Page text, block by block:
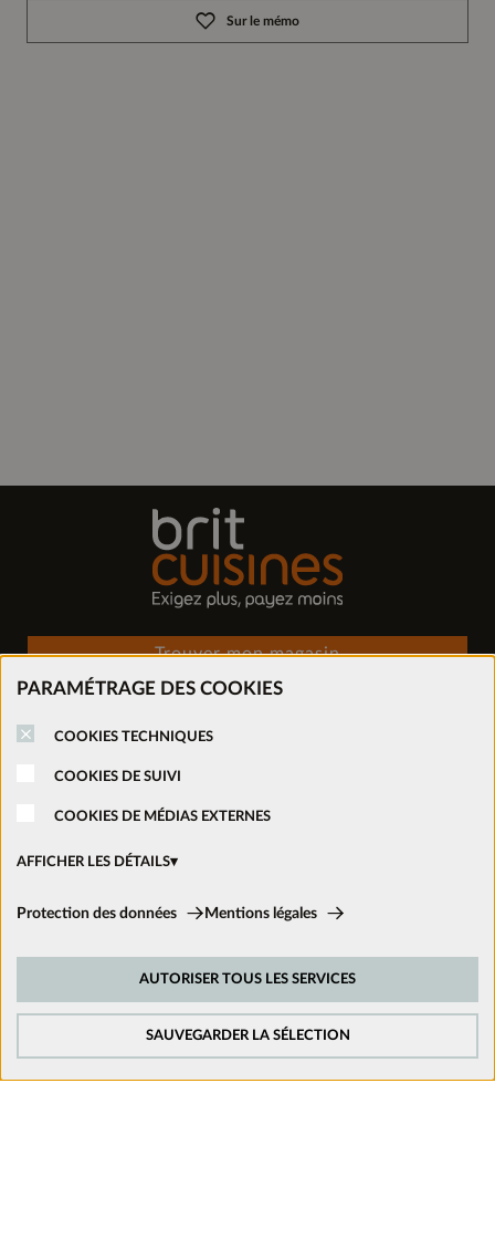
PARAMÉTRAGE DES COOKIES
COOKIES TECHNIQUES
COOKIES DE SUIVI
COOKIES DE MÉDIAS EXTERNES
AFFICHER LES DÉTAILS
Cookies techniques:
Afin d’améliorer constamment notre site web, nous analysons le
comportement de nos visiteurs. Pour cela, nous utilisons des cookies de
Protection des données Mentions légales
SAUVEGARDER LA SÉLECTION
AUTORISER TOUS LES SERVICES
Sur le mémo
Trouver mon magasin
Nous suivre sur les réseaux